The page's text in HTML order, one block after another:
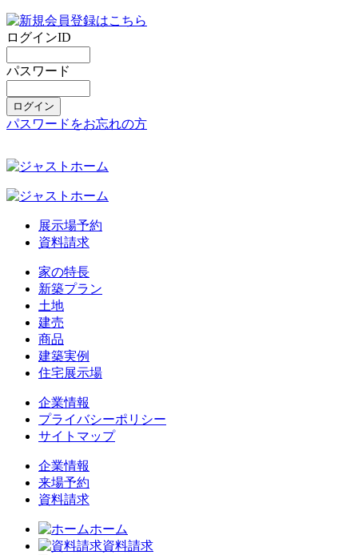
ログインID
パスワード
パスワードをお忘れの方
展示場予約
資料請求
家の特長
新築プラン
土地
建売
商品
建築実例
住宅展示場
企業情報
プライバシーポリシー
サイトマップ
企業情報
来場予約
資料請求
ホーム
資料請求